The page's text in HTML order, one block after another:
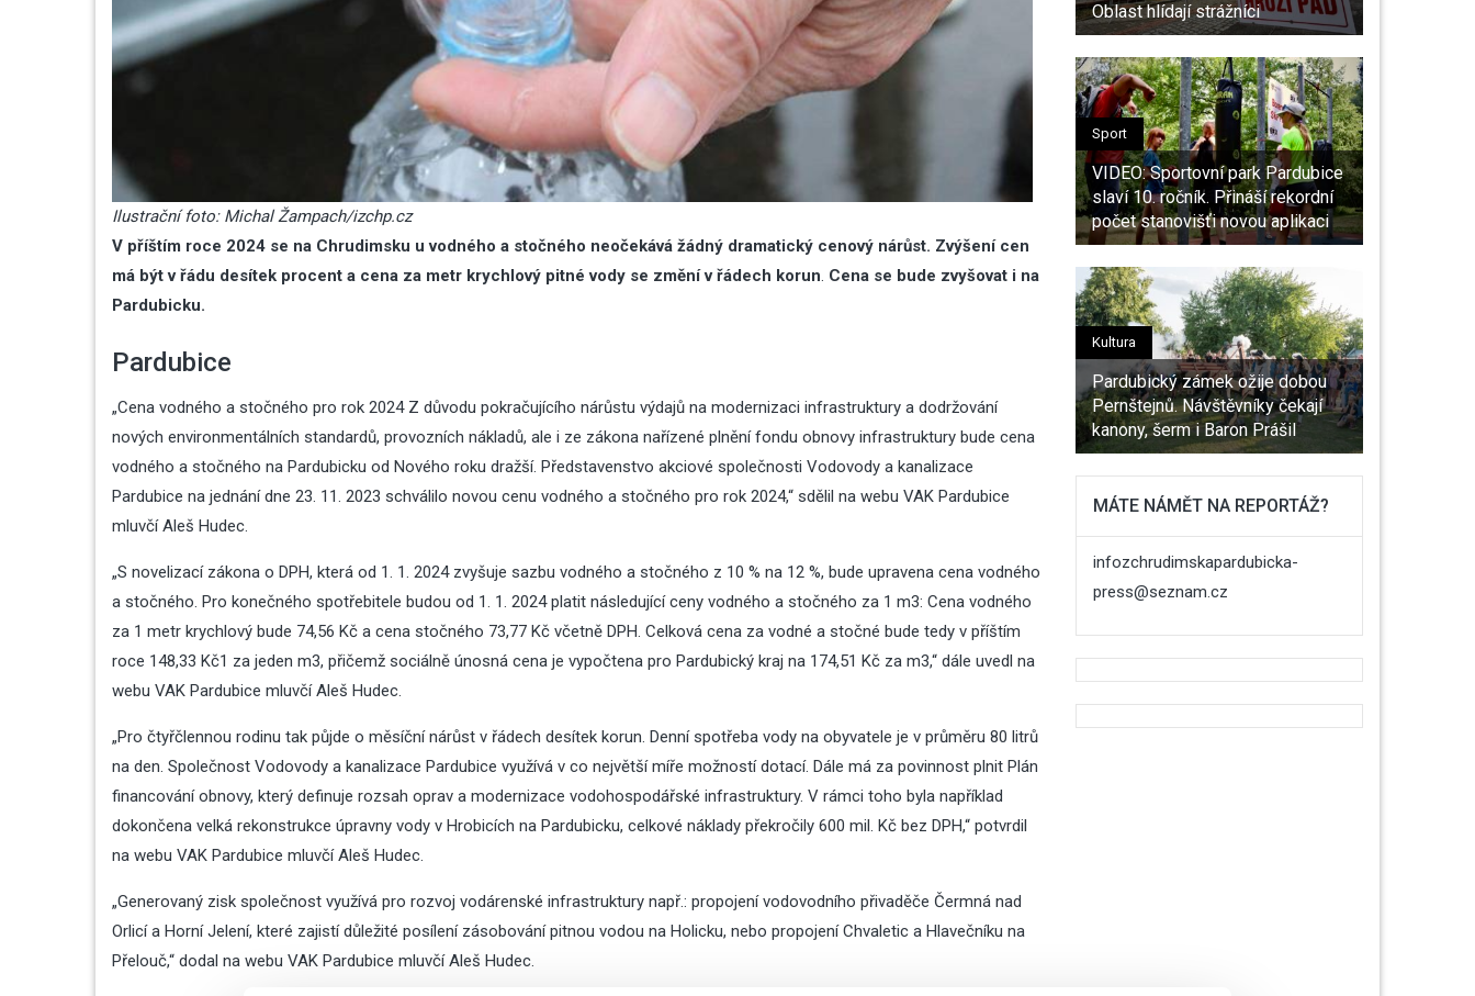
Ilustrační foto: Michal Žampach/izchp.cz
V příštím roce 2024 se na Chrudimsku u vodného a stočného neočekává žádný dramatický cenový nárůst. Zvýšení cen
má být v řádu desítek procent a cena za metr krychlový pitné vody se změní v řádech korun. Cena se bude zvyšovat i na
Pardubicku.
Pardubice
„Cena vodného a stočného pro rok 2024 Z důvodu pokračujícího nárůstu výdajů na modernizaci infrastruktury a dodržování
nových environmentálních standardů, provozních nákladů, ale i ze zákona nařízené plnění fondu obnovy infrastruktury bude cena
vodného a stočného na Pardubicku od Nového roku dražší. Představenstvo akciové společnosti Vodovody a kanalizace
Pardubice na jednání dne 23. 11. 2023 schválilo novou cenu vodného a stočného pro rok 2024,“ sdělil na webu VAK Pardubice
mluvčí Aleš Hudec.
„S novelizací zákona o DPH, která od 1. 1. 2024 zvyšuje sazbu vodného a stočného z 10 % na 12 %, bude upravena cena vodného
a stočného. Pro konečného spotřebitele budou od 1. 1. 2024 platit následující ceny vodného a stočného za 1 m3: Cena vodného
za 1 metr krychlový bude 74,56 Kč a cena stočného 73,77 Kč včetně DPH. Celková cena za vodné a stočné bude tedy v příštím
roce 148,33 Kč1 za jeden m3, přičemž sociálně únosná cena je vypočtena pro Pardubický kraj na 174,51 Kč za m3,“ dále uvedl na
webu VAK Pardubice mluvčí Aleš Hudec.
„Pro čtyřčlennou rodinu tak půjde o měsíční nárůst v řádech desítek korun. Denní spotřeba vody na obyvatele je v průměru 80 litrů
na den. Společnost Vodovody a kanalizace Pardubice využívá v co největší míře možností dotací. Dále má za povinnost plnit Plán
financování obnovy, který definuje rozsah oprav a modernizace vodohospodářské infrastruktury. V rámci toho byla například
dokončena velká rekonstrukce úpravny vody v Hrobicích na Pardubicku, celkové náklady překročily 600 mil. Kč bez DPH,“ potvrdil
na webu VAK Pardubice mluvčí Aleš Hudec.
„Generovaný zisk společnost využívá pro rozvoj vodárenské infrastruktury např.: propojení vodovodního přivaděče Čermná nad
Orlicí a Horní Jelení, které zajistí důležité posílení zásobování pitnou vodou na Holicku, nebo propojení Chvaletic a Hlavečníku na
Přelouč,“ dodal na webu VAK Pardubice mluvčí Aleš Hudec.
Oblast hlídají strážníci
Sport
VIDEO: Sportovní park Pardubice
slaví 10. ročník. Přináší rekordní
počet stanovišťi novou aplikaci
Kultura
Pardubický zámek ožije dobou
Pernštejnů. Návštěvníky čekají
kanony, šerm i Baron Prášil
MÁTE NÁMĚT NA REPORTÁŽ?
infozchrudimskapardubicka-
press@seznam.cz